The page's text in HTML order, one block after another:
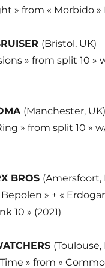
» from « Morbido »
(Bristol, UK)
» from split 10 »
(Manchester,
» from split 10 »
BROS (Amersfoort,
» + «
10 » (2021)
(Toulouse,
» from «